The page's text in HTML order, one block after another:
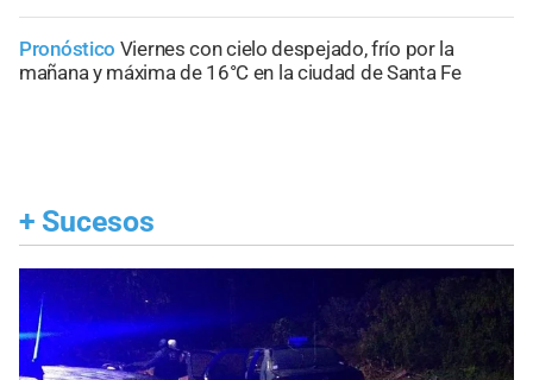
Pronóstico Viernes con cielo despejado, frío por la
mañana y máxima de 16°C en la ciudad de Santa Fe
+ Sucesos